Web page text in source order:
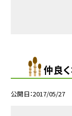
仲良
公開日 2017/05/27